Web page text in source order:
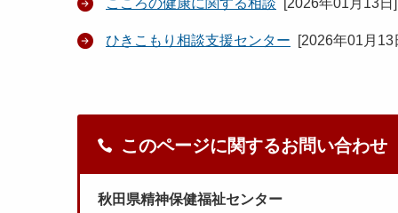
こころの健康に関する相談 2026年01月13日
ひきこもり相談支援センター [2026年01月13
このページに関するお問い合わせ
秋田県精神保健福祉センター